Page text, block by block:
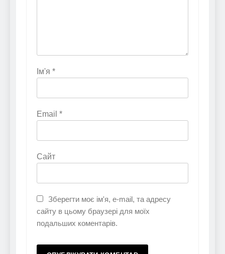
Ім'я *
Email *
Сайт
Зберегти моє ім'я, e-mail, та адресу
сайту в цьому браузері для моїх
подальших коментарів.